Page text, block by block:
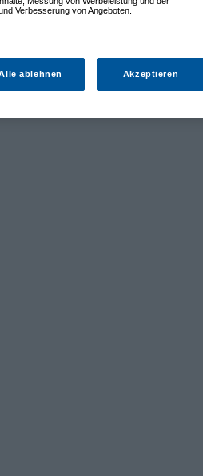
Verbesserung von Angeboten.
ablehnen Akzeptieren